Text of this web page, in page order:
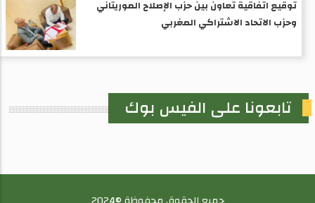
توقيع اتفاقية تعاون بين حزب الإصلاح الموريتاني
وحزب الاتحاد الاشتراكي المغربي
تابعونا على الفيس بوك